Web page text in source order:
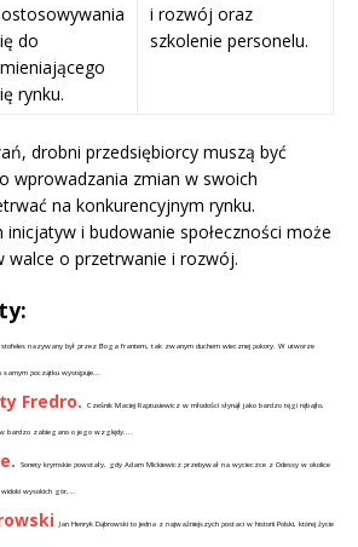
do
rynku.
i rozwój oraz
szkolenie personelu.
drobni przedsiębiorcy muszą być
wprowadzania zmian w swoich
na konkurencyjnym rynku.
inicjatyw i budowanie społeczności może
walce o przetrwanie i rozwój.
nazywany był przez Boga frantem, tak zwanym duchem wiecznej pokory. W utworze
początku występuje...
Fredro. Cześnik Maciej Raptusiewicz w młodości słynął jako bardzo tęgi rębajło,
bardzo zabiegano o jego względy....
Sonety krymskie powstały, gdy Adam Mickiewicz przebywał na wycieczce z Odessy w okolice
widoki wysokich gór,...
Jan Henryk Dąbrowski to jedna z najważniejszych postaci w historii Polski, której życie